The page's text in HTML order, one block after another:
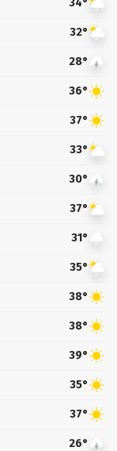
34°
32°
28°
36°
37°
33°
30°
37°
31°
35°
38°
38°
39°
35°
37°
26°